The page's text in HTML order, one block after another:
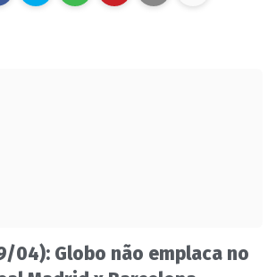
04): Globo não emplaca no